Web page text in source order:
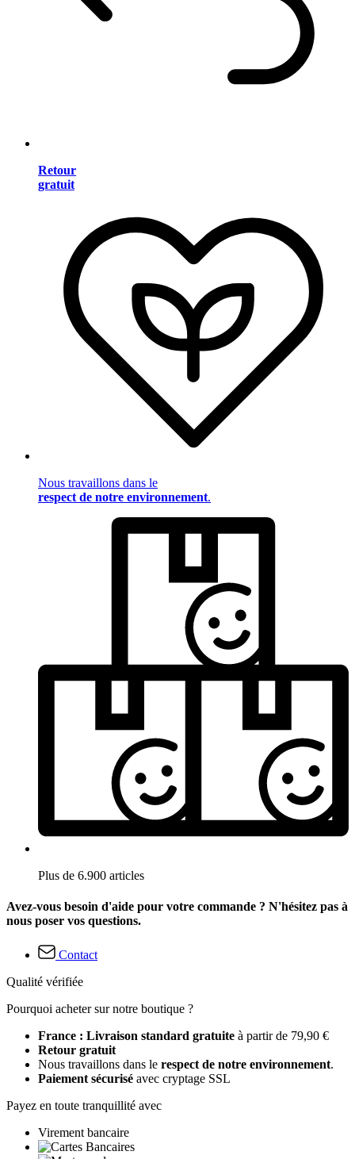
Retour
gratuit
Nous travaillons dans le
respect de notre environnement.
Plus de 6.900 articles
Avez-vous besoin d'aide pour votre commande ? N'hésitez pas à
nous poser vos questions.
Contact
Qualité vérifiée
Pourquoi acheter sur notre boutique ?
France : Livraison standard gratuite à partir de 79,90 €
Retour gratuit
Nous travaillons dans le respect de notre environnement.
Paiement sécurisé avec cryptage SSL
Payez en toute tranquillité avec
Virement bancaire